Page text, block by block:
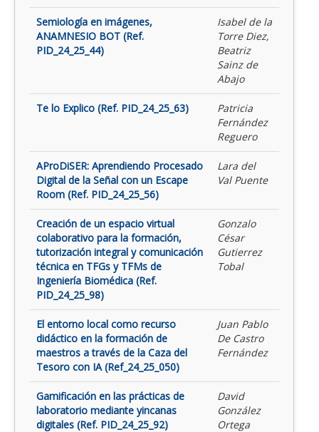
Semiología en imágenes,
ANAMNESIO BOT (Ref.
PID_24_25_44)
Isabel de la
Torre Diez,
Beatriz
Sainz de
Abajo
Te lo Explico (Ref. PID_24_25_63)
Patricia
Fernández
Reguero
AProDiSER: Aprendiendo Procesado
Digital de la Señal con un Escape
Room (Ref. PID_24_25_56)
Lara del
Val Puente
Creación de un espacio virtual
colaborativo para la formación,
tutorización integral y comunicación
técnica en TFGs y TFMs de
Ingeniería Biomédica (Ref.
PID_24_25_98)
Gonzalo
César
Gutierrez
Tobal
El entorno local como recurso
didáctico en la formación de
maestros a través de la Caza del
Tesoro con IA (Ref_24_25_050)
Juan Pablo
De Castro
Fernández
Gamificación en las prácticas de
laboratorio mediante yincanas
digitales (Ref. PID_24_25_92)
David
González
Ortega